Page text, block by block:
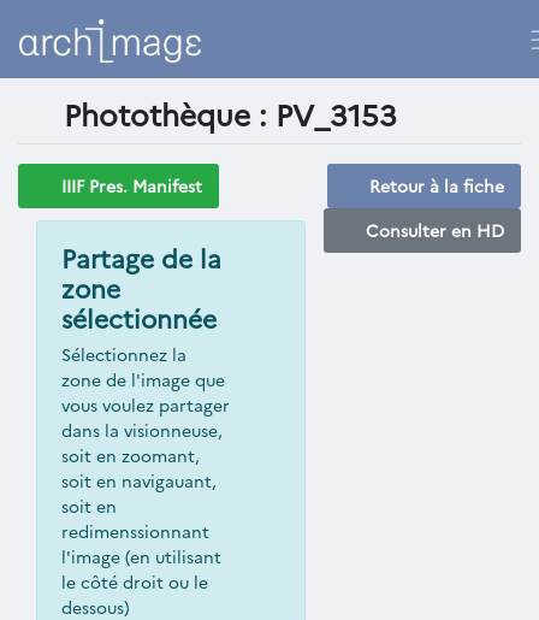
Photothèque : PV_3153
IIIF Pres. Manifest
Retour à la fiche
Consulter en HD
Partage de la
zone
sélectionnée
Sélectionnez la
zone de l'image que
vous voulez partager
dans la visionneuse,
soit en zoomant,
soit en navigauant,
soit en
redimenssionnant
l'image (en utilisant
le côté droit ou le
dessous)